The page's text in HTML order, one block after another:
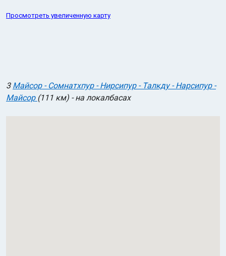
Просмотреть увеличенную карту
3 Майсор - Сомнатхпур - Нирсипур - Талкду - Нарсипур -
Майсор (111 км) - на локалбасах